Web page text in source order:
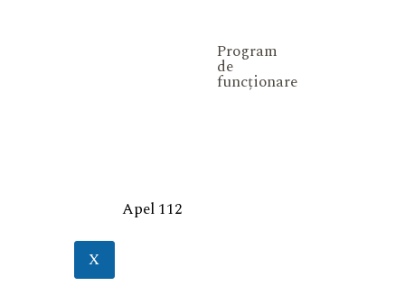
Program
de
funcționare
Apel 112
X